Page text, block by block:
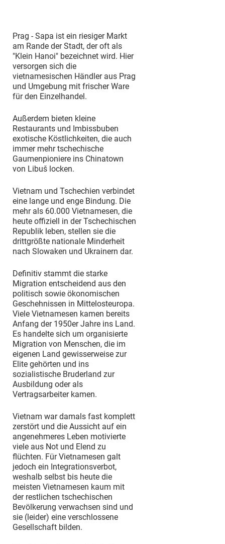
Prag - Sapa ist ein riesiger Markt
am Rande der Stadt, der oft als
"Klein Hanoi" bezeichnet wird. Hier
versorgen sich die
vietnamesischen Händler aus Prag
und Umgebung mit frischer Ware
für den Einzelhandel.
Außerdem bieten kleine
Restaurants und Imbissbuben
exotische Köstlichkeiten, die auch
immer mehr tschechische
Gaumenpioniere ins Chinatown
von Libuš locken.
Vietnam und Tschechien verbindet
eine lange und enge Bindung. Die
mehr als 60.000 Vietnamesen, die
heute offiziell in der Tschechischen
Republik leben, stellen sie die
drittgrößte nationale Minderheit
nach Slowaken und Ukrainern dar.
Definitiv stammt die starke
Migration entscheidend aus den
politisch sowie ökonomischen
Geschehnissen in Mittelosteuropa.
Viele Vietnamesen kamen bereits
Anfang der 1950er Jahre ins Land.
Es handelte sich um organisierte
Migration von Menschen, die im
eigenen Land gewisserweise zur
Elite gehörten und ins
sozialistische Bruderland zur
Ausbildung oder als
Vertragsarbeiter kamen.
Vietnam war damals fast komplett
zerstört und die Aussicht auf ein
angenehmeres Leben motivierte
viele aus Not und Elend zu
flüchten. Für Vietnamesen galt
jedoch ein Integrationsverbot,
weshalb selbst bis heute die
meisten Vietnamesen kaum mit
der restlichen tschechischen
Bevölkerung verwachsen sind und
sie (leider) eine verschlossene
Gesellschaft bilden.